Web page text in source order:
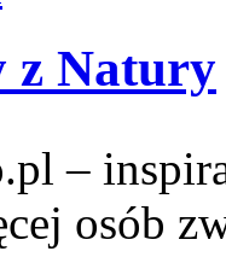
z Natury
–
osób